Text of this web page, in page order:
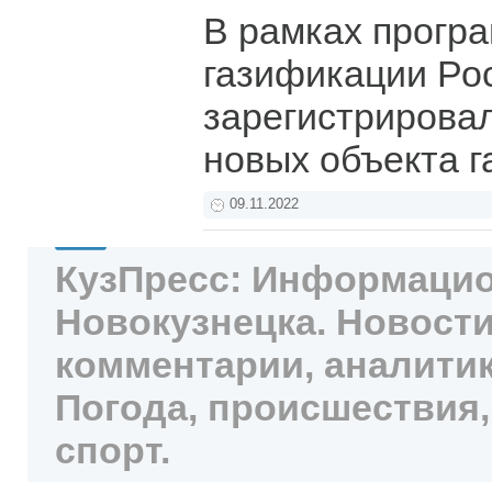
В рамках
газификации
новых объекта
09.11.2022
КузПресс:
Новокузнецка.
комментарии,
Погода,
спорт.